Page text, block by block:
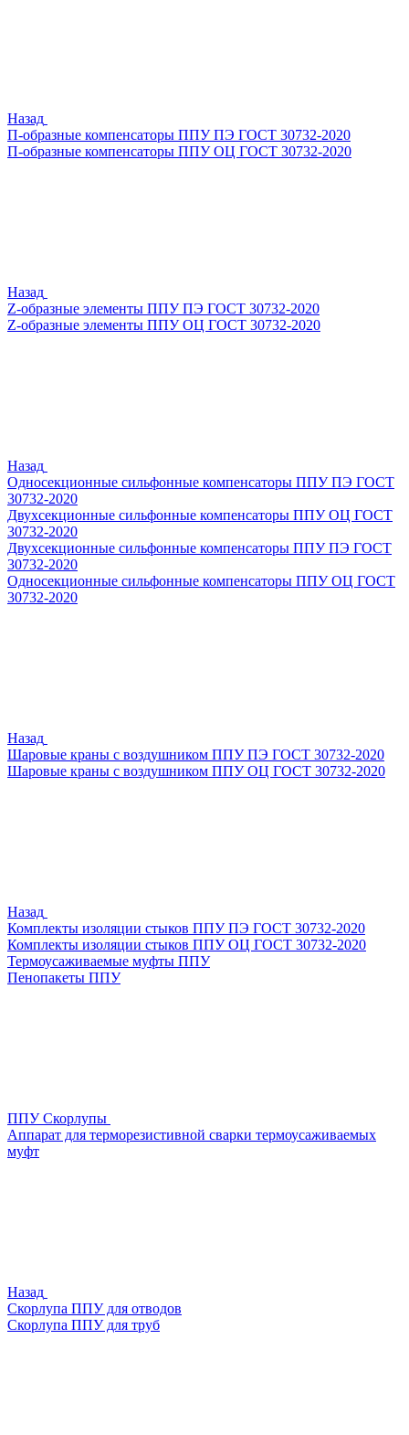
Назад
П-образные компенсаторы ППУ ПЭ ГОСТ 30732-2020
П-образные компенсаторы ППУ ОЦ ГОСТ 30732-2020
Назад
Z-образные элементы ППУ ПЭ ГОСТ 30732-2020
Z-образные элементы ППУ ОЦ ГОСТ 30732-2020
Назад
Односекционные сильфонные компенсаторы ППУ ПЭ ГОСТ
30732-2020
Двухсекционные сильфонные компенсаторы ППУ ОЦ ГОСТ
30732-2020
Двухсекционные сильфонные компенсаторы ППУ ПЭ ГОСТ
30732-2020
Односекционные сильфонные компенсаторы ППУ ОЦ ГОСТ
30732-2020
Назад
Шаровые краны с воздушником ППУ ПЭ ГОСТ 30732-2020
Шаровые краны с воздушником ППУ ОЦ ГОСТ 30732-2020
Назад
Комплекты изоляции стыков ППУ ПЭ ГОСТ 30732-2020
Комплекты изоляции стыков ППУ ОЦ ГОСТ 30732-2020
Термоусаживаемые муфты ППУ
Пенопакеты ППУ
ППУ Скорлупы
Аппарат для терморезистивной сварки термоусаживаемых
муфт
Назад
Скорлупа ППУ для отводов
Скорлупа ППУ для труб